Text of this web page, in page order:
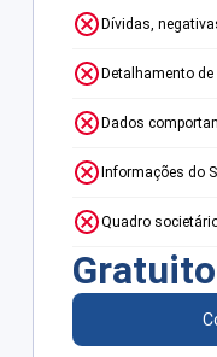
Dívidas,
Detalhamento
Dados
Informações do
Quadro
Gratuito